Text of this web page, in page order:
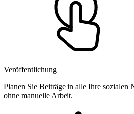
Veröffentlichung
Planen Sie Beiträge in alle Ihre sozialen
ohne manuelle Arbeit.